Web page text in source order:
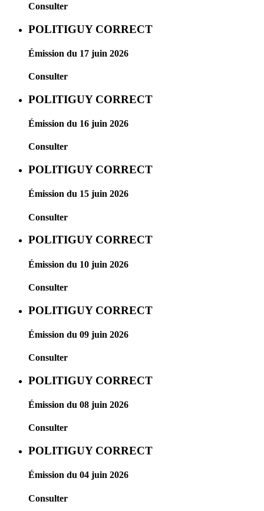
Consulter
POLITIGUY CORRECT
Émission du 17 juin 2026
Consulter
POLITIGUY CORRECT
Émission du 16 juin 2026
Consulter
POLITIGUY CORRECT
Émission du 15 juin 2026
Consulter
POLITIGUY CORRECT
Émission du 10 juin 2026
Consulter
POLITIGUY CORRECT
Émission du 09 juin 2026
Consulter
POLITIGUY CORRECT
Émission du 08 juin 2026
Consulter
POLITIGUY CORRECT
Émission du 04 juin 2026
Consulter